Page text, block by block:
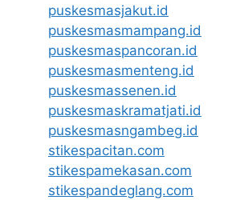
puskesmasjakut.id
puskesmasmampang.id
puskesmaspancoran.id
puskesmasmenteng.id
puskesmassenen.id
puskesmaskramatjati.id
puskesmasngambeg.id
stikespacitan.com
stikespamekasan.com
stikespandeglang.com